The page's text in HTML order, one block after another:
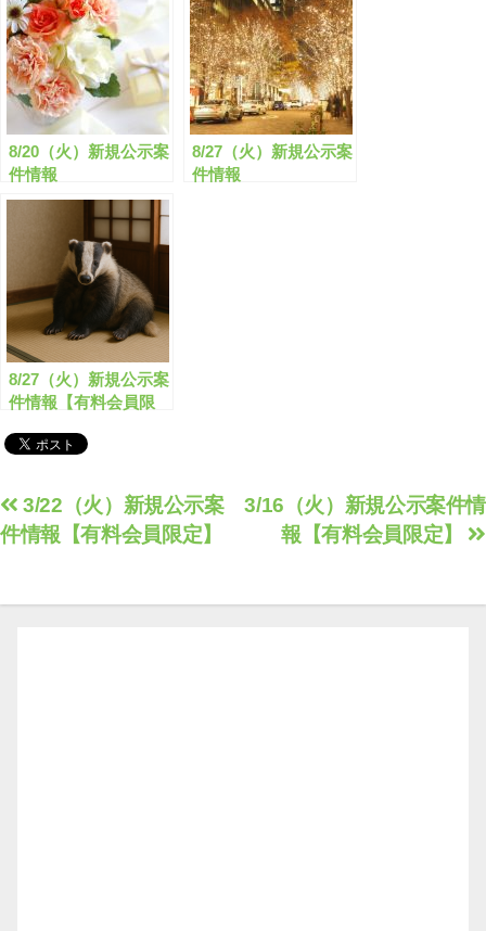
8/20（火）新規公示案
件情報
8/27（火）新規公示案
件情報
8/27（火）新規公示案
件情報【有料会員限
投
稿
ビ
3/16（火）新規公示案件情
報【有料会員限定】
3/22（火）新規公示案
件情報【有料会員限定】